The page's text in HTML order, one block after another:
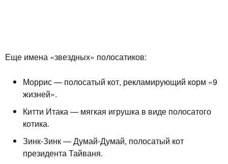
Еще имена «звездных» полосатиков:
Моррис — полосатый кот, рекламирующий корм «9
жизней».
Китти Итака — мягкая игрушка в виде полосатого
котика.
Зинк-Зинк — Думай-Думай, полосатый кот
президента Тайваня.